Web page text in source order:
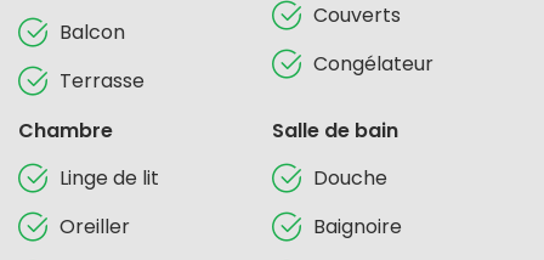
Balcon
Terrasse
Couverts
Congélateur
Chambre
Linge de lit
Oreiller
Salle de bain
Douche
Baignoire